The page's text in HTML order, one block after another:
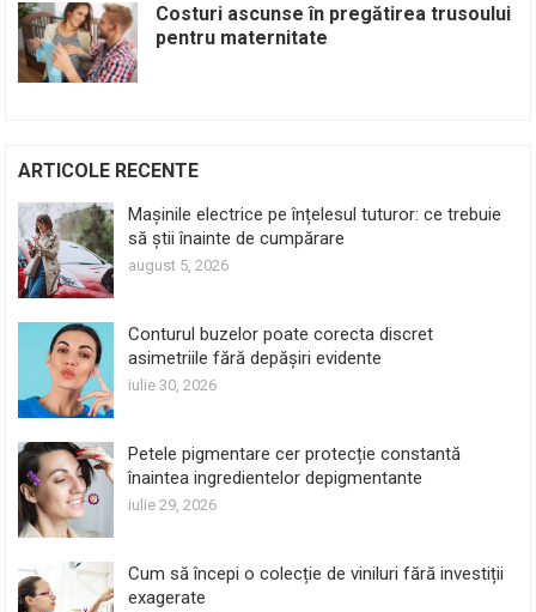
Costuri ascunse în pregătirea trusoului
pentru maternitate
ARTICOLE RECENTE
Mașinile electrice pe înțelesul tuturor: ce trebuie
să știi înainte de cumpărare
august 5, 2026
Conturul buzelor poate corecta discret
asimetriile fără depășiri evidente
iulie 30, 2026
Petele pigmentare cer protecție constantă
înaintea ingredientelor depigmentante
iulie 29, 2026
Cum să începi o colecție de viniluri fără investiții
exagerate